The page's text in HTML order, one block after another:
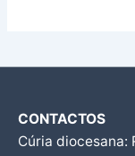
CONTACTOS
Cúria diocesana: